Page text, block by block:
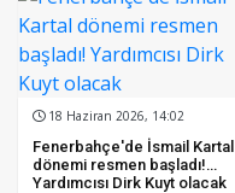
18 Haziran 2026, 14:02
Fenerbahçe'de İsmail Kartal
dönemi resmen başladı!
Yardımcısı Dirk Kuyt olacak